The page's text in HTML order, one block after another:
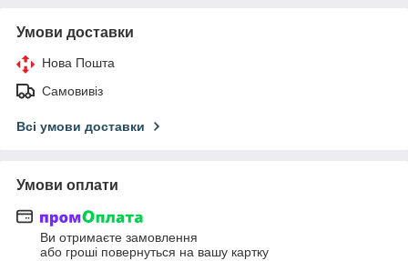
Умови доставки
Нова Пошта
Самовивіз
Всі умови доставки
Умови оплати
Ви отримаєте замовлення
або гроші повернуться на вашу картку